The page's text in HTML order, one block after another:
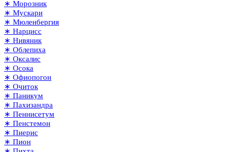
∗ Морозник
∗ Мускари
∗ Мюленбергия
∗ Нарцисс
∗ Нивяник
∗ Облепиха
∗ Оксалис
∗ Осока
∗ Офиопогон
∗ Очиток
∗ Паникум
∗ Пахизандра
∗ Пеннисетум
∗ Пенстемон
∗ Пиерис
∗ Пион